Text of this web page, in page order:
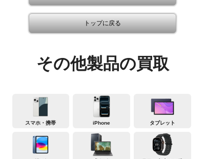
トップに戻る
その他製品の買取
スマホ・携帯 iPhone タブレット